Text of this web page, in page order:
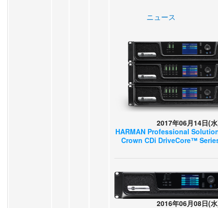
ニュース
2017年06月14日(
HARMAN Professional
Crown CDi DriveCore™
2016年06月08日(